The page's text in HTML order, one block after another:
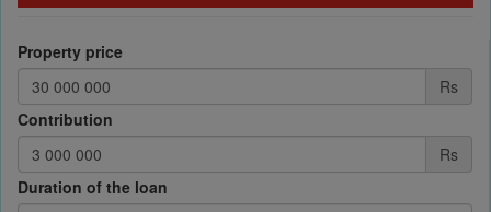
Property price
Rs
Contribution
Rs
Duration of the loan